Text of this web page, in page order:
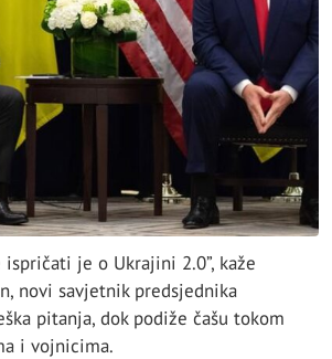
je o Ukrajini 2.0”, kaže
novi savjetnik predsjednika
pitanja, dok podiže čašu tokom
i vojnicima.